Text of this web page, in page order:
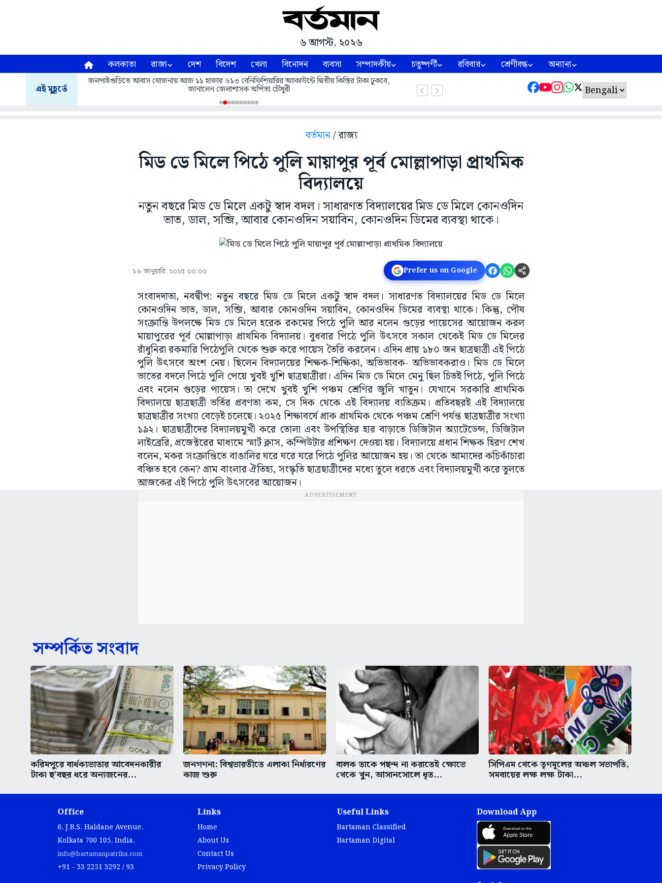
৬ আগস্ট, ২০২৬
কলকাতা রাজ্য দেশ বিদেশ খেলা বিনোদন ব্যবসা সম্পাদকীয় চতুষ্পর্ণী রবিবার শ্রেণীবদ্ধ অন্যান্য
এই মুহূর্তে
জলপাইগুড়িতে আবাস যোজনায় আজ ১১ হাজার ৬১৩ বেনিফিশিয়ারির অ্যাকাউন্টে দ্বিতীয় কিস্তির টাকা ঢুকবে,
জানালেন জেলাশাসক অর্পিতা চৌধুরী
বর্তমান/ রাজ্য
মিড ডে মিলে পিঠে পুলি মায়াপুর পূর্ব মোল্লাপাড়া প্রাথমিক
বিদ্যালয়ে
নতুন বছরে মিড ডে মিলে একটু স্বাদ বদল। সাধারণত বিদ্যালয়ের মিড ডে মিলে কোনওদিন
ভাত, ডাল, সব্জি, আবার কোনওদিন সয়াবিন, কোনওদিন ডিমের ব্যবস্থা থাকে।
১৬ জানুয়ারি, ২০২৫ ০০:০০ Prefer us on Google
সংবাদদাতা, নবদ্বীপ: নতুন বছরে মিড ডে মিলে একটু স্বাদ বদল। সাধারণত বিদ্যালয়ের মিড ডে মিলে
কোনওদিন ভাত, ডাল, সব্জি, আবার কোনওদিন সয়াবিন, কোনওদিন ডিমের ব্যবস্থা থাকে। কিন্তু, পৌষ
সংক্রান্তি উপলক্ষে মিড ডে মিলে হরেক রকমের পিঠে পুলি আর নলেন গুড়ের পায়েসের আয়োজন করল
মায়াপুরের পূর্ব মোল্লাপাড়া প্রাথমিক বিদ্যালয়। বুধবার পিঠে পুলি উৎসবে সকাল থেকেই মিড ডে মিলের
রাঁধুনিরা রকমারি পিঠেপুলি থেকে শুরু করে পায়েস তৈরি করলেন। এদিন প্রায় ১৮০ জন ছাত্রছাত্রী এই পিঠে
পুলি উৎসবে অংশ নেয়। ছিলেন বিদ্যালয়ের শিক্ষক-শিক্ষিকা, অভিভাবক- অভিভাবকরাও। মিড ডে মিলে
ভাতের বদলে পিঠে পুলি পেয়ে খুবই খুশি ছাত্রছাত্রীরা। এদিন মিড ডে মিলে মেনু ছিল চিতই পিঠে, পুলি পিঠে
এবং নলেন গুড়ের পায়েস। তা দেখে খুবই খুশি পঞ্চম শ্রেণির জুলি খাতুন। যেখানে সরকারি প্রাথমিক
বিদ্যালয়ে ছাত্রছাত্রী ভর্তির প্রবণতা কম, সে দিক থেকে এই বিদ্যালয় ব্যতিক্রম। প্রতিবছরই এই বিদ্যালয়ে
ছাত্রছাত্রীর সংখ্যা বেড়েই চলেছে। ২০২৫ শিক্ষাবর্ষে প্রাক প্রাথমিক থেকে পঞ্চম শ্রেণি পর্যন্ত ছাত্রছাত্রীর সংখ্যা
১৯২। ছাত্রছাত্রীদের বিদ্যালয়মুখী করে তোলা এবং উপস্থিতির হার বাড়াতে ডিজিটাল অ্যাটেডেন্স, ডিজিটাল
লাইব্রেরি, প্রজেক্টরের মাধ্যমে স্মার্ট ক্লাস, কম্পিউটার প্রশিক্ষণ দেওয়া হয়। বিদ্যালয়ে প্রধান শিক্ষক হিরণ শেখ
বলেন, মকর সংক্রান্তিতে বাঙালির ঘরে ঘরে ঘরে পিঠে পুলির আয়োজন হয়। তা থেকে আমাদের কচিকাঁচারা
বঞ্চিত হবে কেন? গ্রাম বাংলার ঐতিহ্য, সংস্কৃতি ছাত্রছাত্রীদের মধ্যে তুলে ধরতে এবং বিদ্যালয়মুখী করে তুলতে
আজকের এই পিঠে পুলি উৎসবের আয়োজন।
ADVERTISEMENT
সম্পর্কিত সংবাদ
করিমপুরে বার্ধক্যভাতার আবেদনকারীর
টাকা ছ’বছর ধরে অন্যজনের...
জনগণনা: বিশ্বভারতীতে এলাকা নির্ধারণের
কাজ শুরু
বালক তাকে পছন্দ না করাতেই ক্ষোভে
থেকে খুন, আসানসোলে ধৃত...
সিপিএম থেকে তৃণমূলের অঞ্চল সভাপতি,
সমবায়ের লক্ষ লক্ষ টাকা...
Office
6, J.B.S. Haldane Avenue,
Kolkata 700 105, India.
info@bartamanpatrika.com
+91 - 33 2251 3292 / 93
Links
Home
About Us
Contact Us
Privacy Policy
Useful Links
Bartaman Classified
Bartaman Digital
Download App